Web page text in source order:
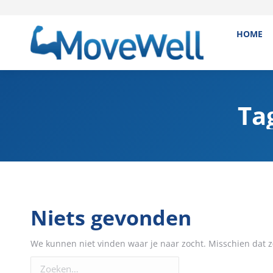
HOME
Niets gevonden
We kunnen niet vinden waar je naar zocht. Misschien dat
Zoeken: